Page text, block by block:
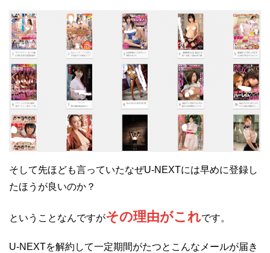
そして先ほども言っていたなぜU-NEXTには早めに登録し
たほうが良いのか？
ということなんですがその理由がこれです。
U-NEXTを解約して一定期間がたつとこんなメールが届き